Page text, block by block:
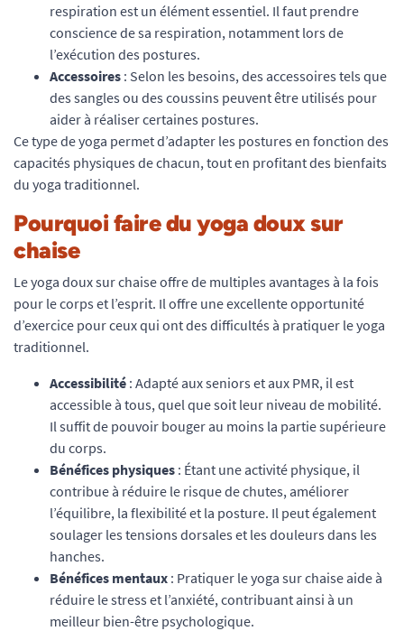
respiration est un élément essentiel. Il faut prendre
conscience de sa respiration, notamment lors de
l’exécution des postures.
Accessoires : Selon les besoins, des accessoires tels que
des sangles ou des coussins peuvent être utilisés pour
aider à réaliser certaines postures.
Ce type de yoga permet d’adapter les postures en fonction des
capacités physiques de chacun, tout en profitant des bienfaits
du yoga traditionnel.
Pourquoi faire du yoga doux sur
chaise
Le yoga doux sur chaise offre de multiples avantages à la fois
pour le corps et l’esprit. Il offre une excellente opportunité
d’exercice pour ceux qui ont des difficultés à pratiquer le yoga
traditionnel.
Accessibilité : Adapté aux seniors et aux PMR, il est
accessible à tous, quel que soit leur niveau de mobilité.
Il suffit de pouvoir bouger au moins la partie supérieure
du corps.
Bénéfices physiques : Étant une activité physique, il
contribue à réduire le risque de chutes, améliorer
l’équilibre, la flexibilité et la posture. Il peut également
soulager les tensions dorsales et les douleurs dans les
hanches.
Bénéfices mentaux : Pratiquer le yoga sur chaise aide à
réduire le stress et l’anxiété, contribuant ainsi à un
meilleur bien-être psychologique.